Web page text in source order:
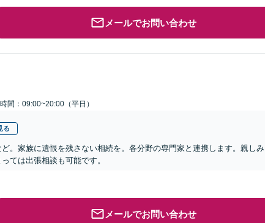
メールでお問い合わせ
間：09:00~20:00（平日）
る
。家族に遺恨を残さない相続を。各分野の専門家と連携します。親しみ
ては出張相談も可能です。
メールでお問い合わせ